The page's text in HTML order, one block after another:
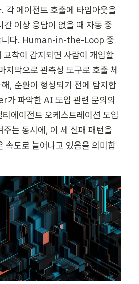
각 에이전트 호출에 타임아웃을
이상 응답이 없을 때 자동 중
니다. Human-in-the-Loop 중
교착이 감지되면 사람이 개입할
지막으로 관측성 도구로 호출 체
, 순환이 형성되기 전에 탐지합
가 파악한 AI 도입 관련 문의의
에이전트 오케스트레이션 도입
주는 동시에, 이 세 실패 패턴을
속도로 늘어나고 있음을 의미합